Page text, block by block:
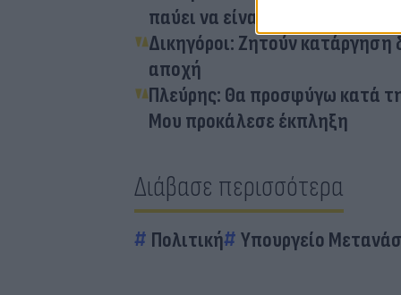
παύει να είναι μέλος»
Δικηγόροι: Ζητούν
αποχή
Πλεύρης: Θα προσφύγω κατά
Μου προκάλεσε έκπληξη
Διάβασε περισσότερα
Πολιτική Υπουργείο